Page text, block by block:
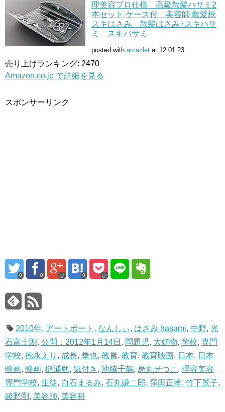
理美容プロ仕様 高級散髪ハサミ2
本セット ケース付 美容師 散髪鋏
スキはさみ 散髪はさみ+スキハサ
ミ スキバサミ
posted with amazlet at 12.01.23
売り上げランキング: 2470
Amazon.co.jp で詳細を見る
スポンサーリンク
0 0 0
2010年, アートポート , なんしぃ, はさみ hasami, 中野, 光
石富士朗, 公開：2012年1月14日 , 問題児, 大好物, 学校, 専門
学校, 徳永えり , 成長, 拳也, 教員, 教育, 教育映画, 日本, 日本
映画, 映画, 樋浦勉, 気付き , 池脇千鶴, 烏丸せつこ , 理容美容
専門学校, 生徒, 白石まるみ, 石丸謙二郎, 窪田正孝, 竹下景子,
綾野剛 , 美容師, 美容科